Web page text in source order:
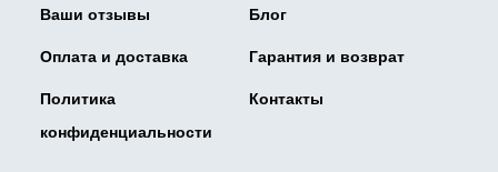
Ваши отзывы Блог
Оплата и доставка Гарантия и возврат
Политика
конфиденциальности
Контакты